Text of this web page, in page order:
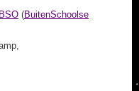
BSO (BuitenSchoolse